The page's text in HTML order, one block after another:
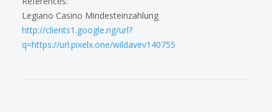
Legiano Casino Mindesteinzahlung
http://clients1.google.ng/url?
q=https://url.pixelx.one/wildavev140755